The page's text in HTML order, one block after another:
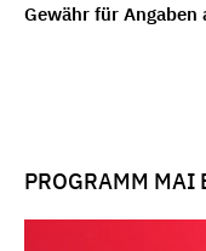
Gewähr für Angaben
PROGRAMM MAI